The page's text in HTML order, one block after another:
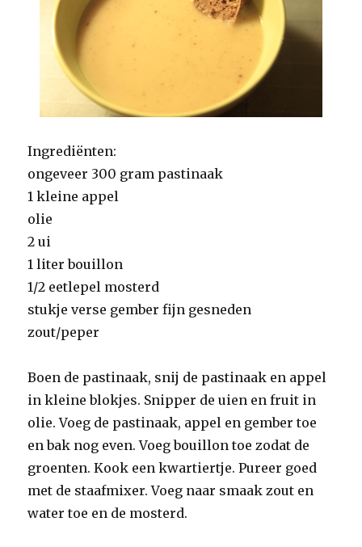
Ingrediënten:
ongeveer 300 gram pastinaak
1 kleine appel
olie
2 ui
1 liter bouillon
1/2 eetlepel mosterd
stukje verse gember fijn gesneden
zout/peper
Boen de pastinaak, snij de pastinaak en appel
in kleine blokjes. Snipper de uien en fruit in
olie. Voeg de pastinaak, appel en gember toe
en bak nog even. Voeg bouillon toe zodat de
groenten. Kook een kwartiertje. Pureer goed
met de staafmixer. Voeg naar smaak zout en
water toe en de mosterd.